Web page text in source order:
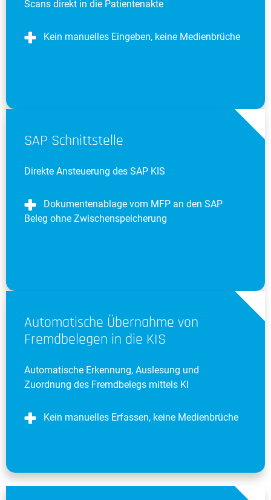
Scans direkt in die Patientenakte
Kein manuelles Eingeben, keine Medienbrüche
SAP Schnittstelle
Direkte Ansteuerung des SAP KIS
Dokumentenablage vom MFP an den SAP
Beleg ohne Zwischenspeicherung
Automatische Übernahme von
Fremdbelegen in die KIS
Automatische Erkennung, Auslesung und
Zuordnung des Fremdbelegs mittels KI
Kein manuelles Erfassen, keine Medienbrüche